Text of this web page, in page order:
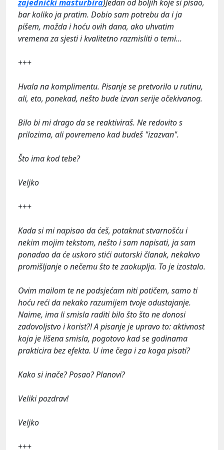
zajednički masturbira)Jedan od boljih koje si pisao,
bar koliko ja pratim. Dobio sam potrebu da i ja
pišem, možda i hoću ovih dana, ako uhvatim
vremena za sjesti i kvalitetno razmisliti o temi...
+++
Hvala na komplimentu. Pisanje se pretvorilo u rutinu,
ali, eto, ponekad, nešto bude izvan serije očekivanog.
Bilo bi mi drago da se reaktiviraš. Ne redovito s
prilozima, ali povremeno kad budeš "izazvan".
Što ima kod tebe?
Veljko
+++
Kada si mi napisao da ćeš, potaknut stvarnošću i
nekim mojim tekstom, nešto i sam napisati, ja sam
ponadao da će uskoro stići autorski članak, nekakvo
promišljanje o nečemu što te zaokuplja. To je izostalo.
Ovim mailom te ne podsjećam niti potičem, samo ti
hoću reći da nekako razumijem tvoje odustajanje.
Naime, ima li smisla raditi bilo što što ne donosi
zadovoljstvo i korist?! A pisanje je upravo to: aktivnost
koja je lišena smisla, pogotovo kad se godinama
prakticira bez efekta. U ime čega i za koga pisati?
Kako si inače? Posao? Planovi?
Veliki pozdrav!
Veljko
+++